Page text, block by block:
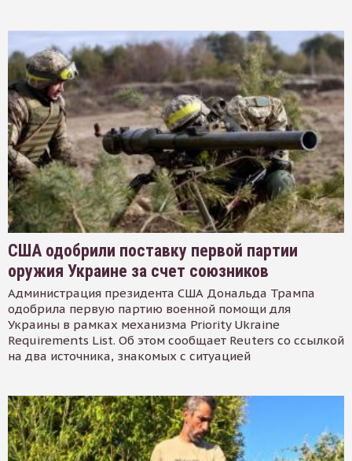
США одобрили поставку первой партии
оружия Украине за счет союзников
Администрация президента США Дональда Трампа
одобрила первую партию военной помощи для
Украины в рамках механизма Priority Ukraine
Requirements List. Об этом сообщает Reuters со ссылкой
на два источника, знакомых с ситуацией